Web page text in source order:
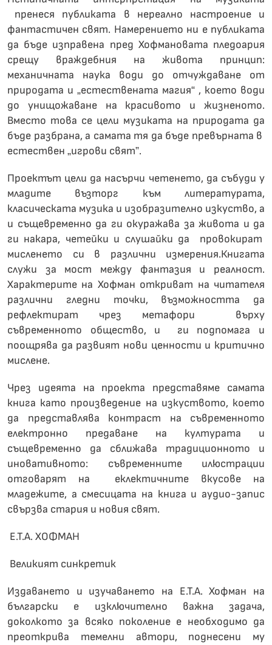
пренеся публиката в нереално настроение и
фантастичен свят. Намерението ни е публиката
да бъде изправена пред Хофмановата пледоария
срещу враждебния на живота принцип:
механичната наука води до отчуждаване от
природата и „естествената магия“ , което води
до унищожаване на красивото и жизненото.
Вместо това се цели музиката на природата да
бъде разбрана, а самата тя да бъде превърната в
естествен „игрови свят”.
Проектът цели да насърчи четенето, да събуди у
младите възторг към литературата,
класическата музика и изобразително изкуство, а
и същевременно да ги окуражава за живота и да
ги накара, четейки и слушайки да провокират
мисленето си в различни измерения.Книгата
служи за мост между фантазия и реалност.
Характерите на Хофман откриват на читателя
различни гледни точки, възможността да
рефлектират чрез метафори върху
съвременното общество, и ги подпомага и
поощрява да развият нови ценности и критично
мислене.
Чрез идеята на проекта представяме самата
книга като произведение на изкуството, което
да представлява контраст на съвременното
електронно предаване на културата и
същевременно да сближава традиционното и
иновативното: съвременните илюстрации
отговарят на еклектичните вкусове на
младежите, а смесицата на книга и аудио-запис
свързва стария и новия свят.
Е.Т.А. ХОФМАН
Великият синкретик
Издаването и изучаването на Е.Т.А. Хофман на
български е изключително важна задача,
доколкото за всяко поколение е необходимо да
преоткрива темелни автори, поднесени му